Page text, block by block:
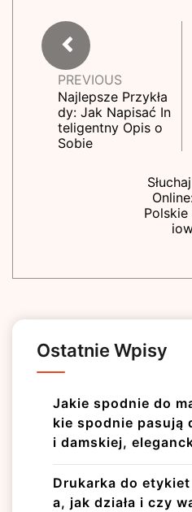
PREVIOUS
Najlepsze Przykła
dy: Jak Napisać In
teligentny Opis o
Sobie
Polskie
Ostatnie Wpisy
Jakie spodnie do
kie spodnie pasują
i damskiej,
Drukarka do
a, jak działa i czy